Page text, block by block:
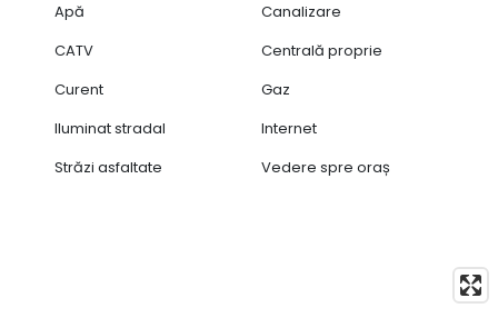
Apă
Canalizare
CATV
Centrală proprie
Curent
Gaz
Iluminat stradal
Internet
Străzi asfaltate
Vedere spre oraș